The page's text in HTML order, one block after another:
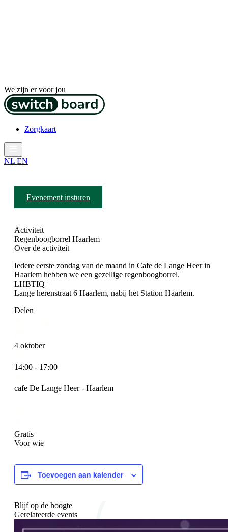
We zijn er voor jou
Zorgkaart
NL EN
Evenement insturen
Activiteit
Regenboogborrel Haarlem
Over de activiteit
Iedere eerste zondag van de maand in Cafe de Lange Heer in
Haarlem hebben we een gezellige regenboogborrel.
LHBTIQ+
Lange herenstraat 6 Haarlem, nabij het Station Haarlem.
Delen
4 oktober
14:00 - 17:00
cafe De Lange Heer - Haarlem
Gratis
Voor wie
Toevoegen aan kalender
Blijf op de hoogte
Gerelateerde events